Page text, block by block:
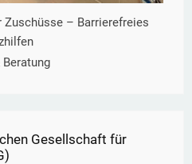
Zuschüsse – Barrierefreies
Gesellschaft für